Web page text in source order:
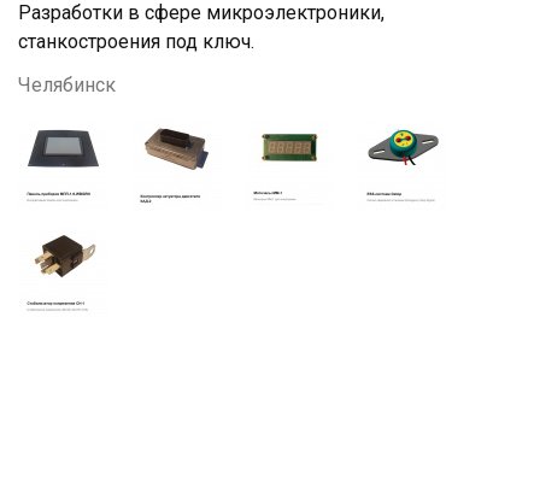
Разработки в сфере микроэлектроники,
станкостроения под ключ.
Челябинск